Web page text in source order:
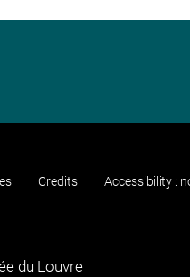
Credits Accessibility :